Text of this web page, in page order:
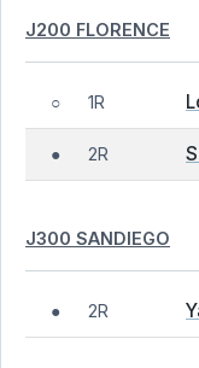
J200 FLORENCE
○ 1R
● 2R
J300 SANDIEGO
● 2R